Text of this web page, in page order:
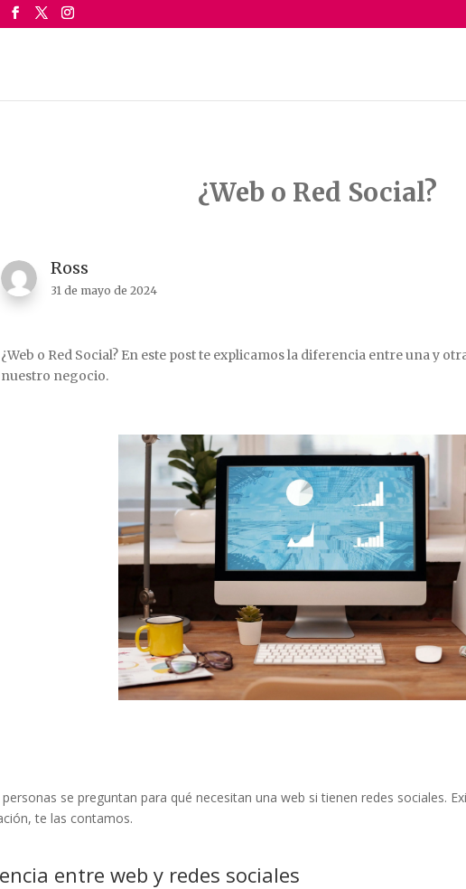
¿Web o Red Social?
Ross
31 de mayo de 2024
¿Web o Red Social? En este post te explicamos la diferencia entre una y
nuestro negocio.
se preguntan para qué necesitan una web si tienen redes sociales.
te las contamos.
entre web y redes sociales